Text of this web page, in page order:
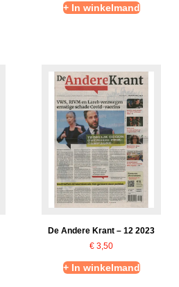
+ In winkelmand
De Andere Krant – 12 2023
€ 3,50
+ In winkelmand